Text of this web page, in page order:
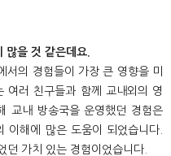
을 것 같은데요.
서의 경험들이 가장 큰 영향을 미
여러 친구들과 함께 교내외의 영
교내 방송국을 운영했던 경험은
이해에 많은 도움이 되었습니다.
던 가치 있는 경험이었습니다.